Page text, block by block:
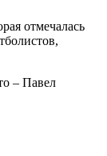
отмечалась
– Павел